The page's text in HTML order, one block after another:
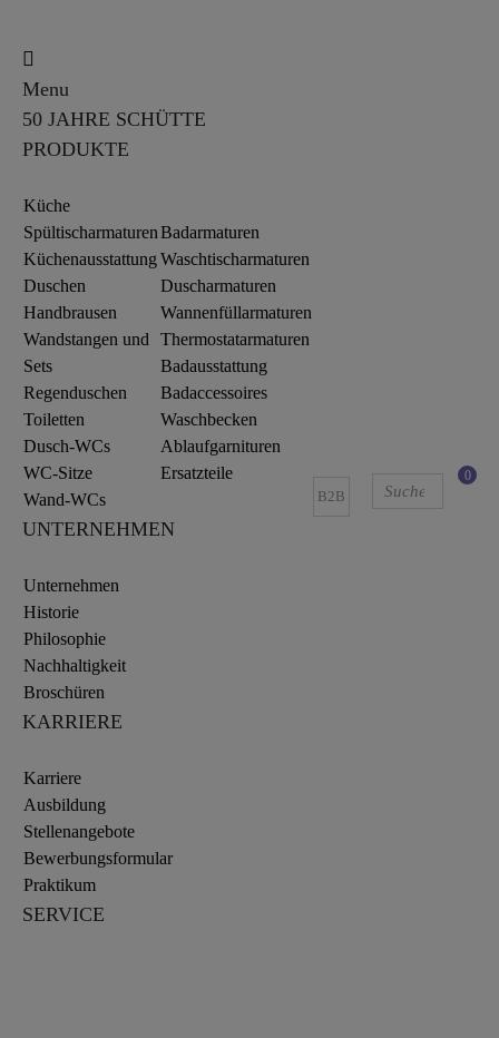
Menu
50 JAHRE SCHÜTTE
PRODUKTE
Küche
Spültischarmaturen
Küchenausstattung
Duschen
Handbrausen
Wandstangen und
Sets
Regenduschen
Toiletten
Dusch-WCs
WC-Sitze
Wand-WCs
Badarmaturen
Waschtischarmaturen
Duscharmaturen
Wannenfüllarmaturen
Thermostatarmaturen
Badausstattung
Badaccessoires
Waschbecken
Ablaufgarnituren
Ersatzteile
UNTERNEHMEN
Unternehmen
Historie
Philosophie
Nachhaltigkeit
Broschüren
KARRIERE
Karriere
Ausbildung
Stellenangebote
Bewerbungsformular
Praktikum
SERVICE
B2B
0